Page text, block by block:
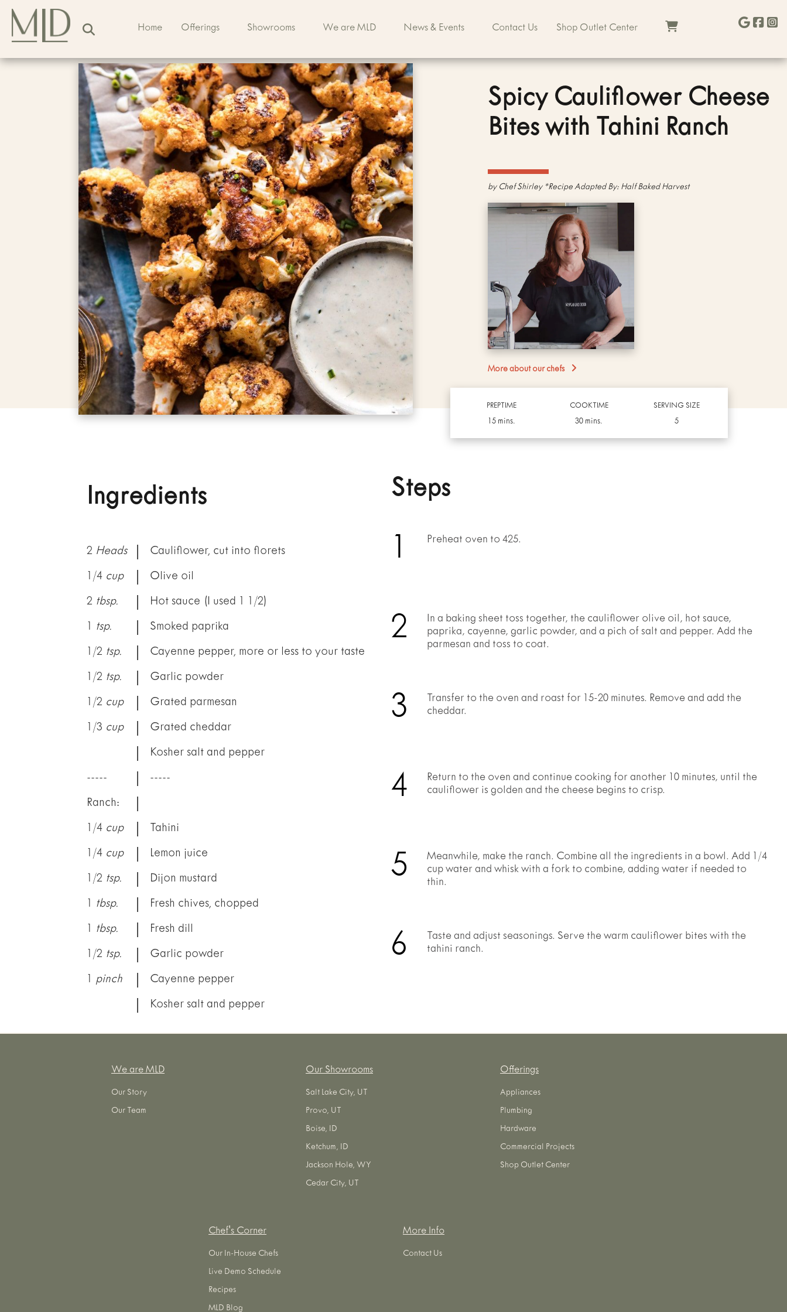
Home Offerings Showrooms We are MLD News & Events Contact Us Shop Outlet Center
Spicy Cauliflower Cheese
Bites with Tahini Ranch
by Chef Shirley *Recipe Adapted By: Half Baked Harvest
More about our chefs
PREPTIME
15 mins.
COOKTIME
30 mins.
SERVING SIZE
5
Ingredients
2 Heads
Cauliflower, cut into florets
1/4 cup
Olive oil
2 tbsp.
Hot sauce (I used 1 1/2)
1 tsp.
Smoked paprika
1/2 tsp.
Cayenne pepper, more or less to your taste
1/2 tsp.
Garlic powder
1/2 cup
Grated parmesan
1/3 cup Grated cheddar
Kosher salt and pepper
-----
-----
Ranch:
1/4 cup
Tahini
1/4 cup
Lemon juice
1/2 tsp.
Dijon mustard
1 tbsp.
Fresh chives, chopped
1 tbsp.
Fresh dill
1/2 tsp.
Garlic powder
1 pinch Cayenne pepper
Kosher salt and pepper
Steps
1 Preheat oven to 425.​​​​‌ ‍ ​‍​‍‌‍ ‌ ​‍‌‍‍‌‌‍‌ ‌‍‍‌‌‍ ‍​‍​‍​ ‍‍​‍​‍‌ ​ ‌‍​‌‌‍ ‍‌‍‍‌‌ ‌​‌ ‍‌​‍ ‍‌‍‍‌‌‍ ​‍​‍​‍ ​​‍​‍‌‍‍​‌ ​‍‌‍‌‌‌‍‌‍​‍​‍​ ‍‍​‍​‍‌‍‍​‌ ‌​‌ ‌​‌ ​​‌ ​ ​ ‍‍​‍ ​‍ ‌‍ ‌‌‍ ​‌‍‌​​‍ ‌‌ ‌ ‌‍‌‌‌‍​‍‌ ​ ‌‍‍‌‌ ‌​‌‍‌‌​‍ ‌‌‍​ ‌‍ ‌‌ ​ ​‍ ‍‌ ‌‍‌‍‌‌‌ ​‍‌‍​ ‌‍‌‌‌‍ ​​‍ ‍‌‍​‌‌ ​​‌ ​​​‍ ‌‍‍‌‌‍ ‍‌ ‌​‌‍‌‌‌‍ ‍‌ ‌​​‍ ‌‍‌‌‌‍‌​‌‍‍‌‌ ‌​​‍ ‌‍ ‌‌‍ ‌‍‌​‌‍‌‌​ ‌‌ ​​‌ ​‍‌‍‌‌‌ ​ ‌‍‌‌‌‍ ‍‌ ‌​‌‍​‌‌ ‌​‌‍‍‌‌‍ ‌‍ ‍​ ‍ ‌‍‍‌‌‍‌​​ ‌​ ​‍‌‍‌​​ ‌‌​ ​ ‌‍‌‍​ ‌‌‌‍‌‍‌‍‌‍​‍ ‌​ ‌‌‌‍​ ​ ​​‌‍​‌​‍ ‌​ ‌​​ ‌ ‌‍​‍​ ‍‌​‍ ‌​ ‍​​ ‌ ‌‍‌‌​ ​​​‍ ‌‌‍‌‌​ ​ ​ ‌‍​ ​ ‌‍‌‍‌‍​ ​ ‌‍‌‍‌‌​ ​ ​ ​​​ ‌‌​ ​‍​ ‍ ‌ ‌​‌ ‍‌‌ ​​‌‍‌‌​ ‌‌ ​‍‌‍‌‌‌‍​ ‌‍‍‌‌ ​​‌‍‌‌​ ‍ ‌ ​​‌‍​‌‌ ‌​‌‍‍​​ ‌‌ ​​‌‍​‌‌‍‌ ‌‍‌‌‌‌​ ‌‍‌‌‌‍​ ‌ ‌​‌‍‍‌‌‍ ‌‍ ‍‌ ​ ​‍‌‌​ ‌‌‌​​‍‌‌ ‌‍‍ ‌‍‌‌‌ ‍‌​‍‌‌​ ​ ‌​‌​​‍‌‌​ ​ ‌​‌​​‍‌‌​ ​‍​ ​‍​ ​ ​ ​ ‌‍‌​‌‍‌​​ ​ ‌‍​‍‌‍‌​​ ​‍​ ‍‌‌‍‌‍‌‍‌‍​ ‌‌​‍‌‌​ ​‍​ ​‍​‍‌‌​ ‌‌‌​‌​​‍ ‍‌‍‍‌‌‍ ‍‌ ​ ‌ ‌​‌ ​‍‌ ‌‌‌‍​ ‌ ‌​‌‍‍‌‌‍ ‌‍ ‍‌ ​ ​‍ ‍‌‍‍‌‌‍ ‍‌ ​ ‌ ‌​‌ ​‍‌ ‌‌‌‍​ ‌ ‌​‌‍‍‌‌‍ ‌‍ ‍‌ ​ ​‍‌‌​ ‌‌‌​​‍​ ​​​‍‌‌​ ‌‌‌​‌​​ ‌‍​‍‌‍​‌‌ ​ ‌‍‌‌‌‌‌‌‌ ​‍‌‍ ​​ ‌‌‍‍​‌ ‌​‌ ‌​‌ ​​‌ ​ ​‍‌‌​ ​ ‌​​‌​‍‌‌​ ​‍‌​‌‍​‍‌‌​ ​‍‌​‌‍‌‍ ‌‌‍ ​‌‍‌​​‍ ‌‌ ‌ ‌‍‌‌‌‍​‍‌ ​ ‌‍‍‌‌ ‌​‌‍‌‌​‍ ‌‌‍​ ‌‍ ‌‌ ​ ​‍ ‍‌ ‌‍‌‍‌‌‌ ​‍‌‍​ ‌‍‌‌‌‍ ​​‍ ‍‌‍​‌‌ ​​‌ ​​​‍‌‍‌‍‍‌‌‍‌​​ ‌​ ​‍‌‍‌​​ ‌‌​ ​ ‌‍‌‍​ ‌‌‌‍‌‍‌‍‌‍​‍ ‌​ ‌‌‌‍​ ​ ​​‌‍​‌​‍ ‌​ ‌​​ ‌ ‌‍​‍​ ‍‌​‍ ‌​ ‍​​ ‌ ‌‍‌‌​ ​​​‍ ‌‌‍‌‌​ ​ ​ ‌‍​ ​ ‌‍‌‍‌‍​ ​ ‌‍‌‍‌‌​ ​ ​ ​​​ ‌‌​ ​‍​‍‌‍‌ ‌​‌ ‍‌‌ ​​‌‍‌‌​ ‌‌ ​‍‌‍‌‌‌‍​ ‌‍‍‌‌ ​​‌‍‌‌​‍‌‍‌ ​​‌‍​‌‌ ‌​‌‍‍​​ ‌‌ ​​‌‍​‌‌‍‌ ‌‍‌‌‌‌​ ‌‍‌‌‌‍​ ‌ ‌​‌‍‍‌‌‍ ‌‍ ‍‌ ​ ​‍‌‌​ ‌‌‌​​‍‌‌ ‌‍‍ ‌‍‌‌‌ ‍‌​‍‌‌​ ​ ‌​‌​​‍‌‌​ ​ ‌​‌​​‍‌‌​ ​‍​ ​‍​ ​ ​ ​ ‌‍‌​‌‍‌​​ ​ ‌‍​‍‌‍‌​​ ​‍​ ‍‌‌‍‌‍‌‍‌‍​ ‌‌​‍‌‌​ ​‍​ ​‍​‍‌‌​ ‌‌‌​‌​​‍ ‍‌‍‍‌‌‍ ‍‌ ​ ‌ ‌​‌ ​‍‌ ‌‌‌‍​ ‌ ‌​‌‍‍‌‌‍ ‌‍ ‍‌ ​ ​‍ ‍‌‍‍‌‌‍ ‍‌ ​ ‌ ‌​‌ ​‍‌ ‌‌‌‍​ ‌ ‌​‌‍‍‌‌‍ ‌‍ ‍‌ ​ ​‍‌‌​ ‌‌‌​​‍​ ​​​‍‌‌​ ‌‌‌​‌​​‍‌‍‌ ​​‌‍‌‌‌ ​‍‌ ​ ‌ ​​‌‍‌‌‌‍​ ‌ ‌​‌‍‍‌‌ ‌‍‌‍‌‌​ ‌‌ ​​‌ ‌‌‌‍​‍‌‍ ​‌‍‍‌‌ ​ ‌‍‍​‌‍‌‌‌‍‌​​‍​‍‌ ‌
2
In a baking sheet toss together, the cauliflower olive oil, hot sauce,
paprika, cayenne, garlic powder, and a pich of salt and pepper. Add the
parmesan and toss to coat.​​​​‌ ‍ ​‍​‍‌‍ ‌ ​‍‌‍‍‌‌‍‌ ‌‍‍‌‌‍ ‍​‍​‍​ ‍‍​‍​‍‌ ​ ‌‍​‌‌‍ ‍‌‍‍‌‌ ‌​‌ ‍‌​‍ ‍‌‍‍‌‌‍ ​‍​‍​‍ ​​‍​‍‌‍‍​‌ ​‍‌‍‌‌‌‍‌‍​‍​‍​ ‍‍​‍​‍‌‍‍​‌ ‌​‌ ‌​‌ ​​‌ ​ ​ ‍‍​‍ ​‍ ‌‍ ‌‌‍ ​‌‍‌​​‍ ‌‌ ‌ ‌‍‌‌‌‍​‍‌ ​ ‌‍‍‌‌ ‌​‌‍‌‌​‍ ‌‌‍​ ‌‍ ‌‌ ​ ​‍ ‍‌ ‌‍‌‍‌‌‌ ​‍‌‍​ ‌‍‌‌‌‍ ​​‍ ‍‌‍​‌‌ ​​‌ ​​​‍ ‌‍‍‌‌‍ ‍‌ ‌​‌‍‌‌‌‍ ‍‌ ‌​​‍ ‌‍‌‌‌‍‌​‌‍‍‌‌ ‌​​‍ ‌‍ ‌‌‍ ‌‍‌​‌‍‌‌​ ‌‌ ​​‌ ​‍‌‍‌‌‌ ​ ‌‍‌‌‌‍ ‍‌ ‌​‌‍​‌‌ ‌​‌‍‍‌‌‍ ‌‍ ‍​ ‍ ‌‍‍‌‌‍‌​​ ‌​ ​‍‌‍‌​​ ‌‌​ ​ ‌‍‌‍​ ‌‌‌‍‌‍‌‍‌‍​‍ ‌​ ‌‌‌‍​ ​ ​​‌‍​‌​‍ ‌​ ‌​​ ‌ ‌‍​‍​ ‍‌​‍ ‌​ ‍​​ ‌ ‌‍‌‌​ ​​​‍ ‌‌‍‌‌​ ​ ​ ‌‍​ ​ ‌‍‌‍‌‍​ ​ ‌‍‌‍‌‌​ ​ ​ ​​​ ‌‌​ ​‍​ ‍ ‌ ‌​‌ ‍‌‌ ​​‌‍‌‌​ ‌‌ ​‍‌‍‌‌‌‍​ ‌‍‍‌‌ ​​‌‍‌‌​ ‍ ‌ ​​‌‍​‌‌ ‌​‌‍‍​​ ‌‌ ​​‌‍​‌‌‍‌ ‌‍‌‌‌‌​ ‌‍‌‌‌‍​ ‌ ‌​‌‍‍‌‌‍ ‌‍ ‍‌ ​ ​‍‌‌​ ‌‌‌​​‍‌‌ ‌‍‍ ‌‍‌‌‌ ‍‌​‍‌‌​ ​ ‌​‌​​‍‌‌​ ​ ‌​‌​​‍‌‌​ ​‍​ ​‍​ ​ ​ ​ ‌‍‌​‌‍‌​​ ​ ‌‍​‍‌‍‌​​ ​‍​ ‍‌‌‍‌‍‌‍‌‍​ ‌‌​‍‌‌​ ​‍​ ​‍​‍‌‌​ ‌‌‌​‌​​‍ ‍‌‍‍‌‌‍ ‍‌ ​ ‌ ‌​‌ ​‍‌ ‌‌‌‍​ ‌ ‌​‌‍‍‌‌‍ ‌‍ ‍‌ ​ ​‍ ‍‌‍‍‌‌‍ ‍‌ ​ ‌ ‌​‌ ​‍‌ ‌‌‌‍​ ‌ ‌​‌‍‍‌‌‍ ‌‍ ‍‌ ​ ​‍‌‌​ ‌‌‌​​‍​ ​‌​‍‌‌​ ‌‌‌​‌​​ ‌‍​‍‌‍​‌‌ ​ ‌‍‌‌‌‌‌‌‌ ​‍‌‍ ​​ ‌‌‍‍​‌ ‌​‌ ‌​‌ ​​‌ ​ ​‍‌‌​ ​ ‌​​‌​‍‌‌​ ​‍‌​‌‍​‍‌‌​ ​‍‌​‌‍‌‍ ‌‌‍ ​‌‍‌​​‍ ‌‌ ‌ ‌‍‌‌‌‍​‍‌ ​ ‌‍‍‌‌ ‌​‌‍‌‌​‍ ‌‌‍​ ‌‍ ‌‌ ​ ​‍ ‍‌ ‌‍‌‍‌‌‌ ​‍‌‍​ ‌‍‌‌‌‍ ​​‍ ‍‌‍​‌‌ ​​‌ ​​​‍‌‍‌‍‍‌‌‍‌​​ ‌​ ​‍‌‍‌​​ ‌‌​ ​ ‌‍‌‍​ ‌‌‌‍‌‍‌‍‌‍​‍ ‌​ ‌‌‌‍​ ​ ​​‌‍​‌​‍ ‌​ ‌​​ ‌ ‌‍​‍​ ‍‌​‍ ‌​ ‍​​ ‌ ‌‍‌‌​ ​​​‍ ‌‌‍‌‌​ ​ ​ ‌‍​ ​ ‌‍‌‍‌‍​ ​ ‌‍‌‍‌‌​ ​ ​ ​​​ ‌‌​ ​‍​‍‌‍‌ ‌​‌ ‍‌‌ ​​‌‍‌‌​ ‌‌ ​‍‌‍‌‌‌‍​ ‌‍‍‌‌ ​​‌‍‌‌​‍‌‍‌ ​​‌‍​‌‌ ‌​‌‍‍​​ ‌‌ ​​‌‍​‌‌‍‌ ‌‍‌‌‌‌​ ‌‍‌‌‌‍​ ‌ ‌​‌‍‍‌‌‍ ‌‍ ‍‌ ​ ​‍‌‌​ ‌‌‌​​‍‌‌ ‌‍‍ ‌‍‌‌‌ ‍‌​‍‌‌​ ​ ‌​‌​​‍‌‌​ ​ ‌​‌​​‍‌‌​ ​‍​ ​‍​ ​ ​ ​ ‌‍‌​‌‍‌​​ ​ ‌‍​‍‌‍‌​​ ​‍​ ‍‌‌‍‌‍‌‍‌‍​ ‌‌​‍‌‌​ ​‍​ ​‍​‍‌‌​ ‌‌‌​‌​​‍ ‍‌‍‍‌‌‍ ‍‌ ​ ‌ ‌​‌ ​‍‌ ‌‌‌‍​ ‌ ‌​‌‍‍‌‌‍ ‌‍ ‍‌ ​ ​‍ ‍‌‍‍‌‌‍ ‍‌ ​ ‌ ‌​‌ ​‍‌ ‌‌‌‍​ ‌ ‌​‌‍‍‌‌‍ ‌‍ ‍‌ ​ ​‍‌‌​ ‌‌‌​​‍​ ​‌​‍‌‌​ ‌‌‌​‌​​‍‌‍‌ ​​‌‍‌‌‌ ​‍‌ ​ ‌ ​​‌‍‌‌‌‍​ ‌ ‌​‌‍‍‌‌ ‌‍‌‍‌‌​ ‌‌ ​​‌ ‌‌‌‍​‍‌‍ ​‌‍‍‌‌ ​ ‌‍‍​‌‍‌‌‌‍‌​​‍​‍‌ ‌
3
Transfer to the oven and roast for 15-20 minutes. Remove and add the
cheddar.​​​​‌ ‍ ​‍​‍‌‍ ‌ ​‍‌‍‍‌‌‍‌ ‌‍‍‌‌‍ ‍​‍​‍​ ‍‍​‍​‍‌ ​ ‌‍​‌‌‍ ‍‌‍‍‌‌ ‌​‌ ‍‌​‍ ‍‌‍‍‌‌‍ ​‍​‍​‍ ​​‍​‍‌‍‍​‌ ​‍‌‍‌‌‌‍‌‍​‍​‍​ ‍‍​‍​‍‌‍‍​‌ ‌​‌ ‌​‌ ​​‌ ​ ​ ‍‍​‍ ​‍ ‌‍ ‌‌‍ ​‌‍‌​​‍ ‌‌ ‌ ‌‍‌‌‌‍​‍‌ ​ ‌‍‍‌‌ ‌​‌‍‌‌​‍ ‌‌‍​ ‌‍ ‌‌ ​ ​‍ ‍‌ ‌‍‌‍‌‌‌ ​‍‌‍​ ‌‍‌‌‌‍ ​​‍ ‍‌‍​‌‌ ​​‌ ​​​‍ ‌‍‍‌‌‍ ‍‌ ‌​‌‍‌‌‌‍ ‍‌ ‌​​‍ ‌‍‌‌‌‍‌​‌‍‍‌‌ ‌​​‍ ‌‍ ‌‌‍ ‌‍‌​‌‍‌‌​ ‌‌ ​​‌ ​‍‌‍‌‌‌ ​ ‌‍‌‌‌‍ ‍‌ ‌​‌‍​‌‌ ‌​‌‍‍‌‌‍ ‌‍ ‍​ ‍ ‌‍‍‌‌‍‌​​ ‌​ ​‍‌‍‌​​ ‌‌​ ​ ‌‍‌‍​ ‌‌‌‍‌‍‌‍‌‍​‍ ‌​ ‌‌‌‍​ ​ ​​‌‍​‌​‍ ‌​ ‌​​ ‌ ‌‍​‍​ ‍‌​‍ ‌​ ‍​​ ‌ ‌‍‌‌​ ​​​‍ ‌‌‍‌‌​ ​ ​ ‌‍​ ​ ‌‍‌‍‌‍​ ​ ‌‍‌‍‌‌​ ​ ​ ​​​ ‌‌​ ​‍​ ‍ ‌ ‌​‌ ‍‌‌ ​​‌‍‌‌​ ‌‌ ​‍‌‍‌‌‌‍​ ‌‍‍‌‌ ​​‌‍‌‌​ ‍ ‌ ​​‌‍​‌‌ ‌​‌‍‍​​ ‌‌ ​​‌‍​‌‌‍‌ ‌‍‌‌‌‌​ ‌‍‌‌‌‍​ ‌ ‌​‌‍‍‌‌‍ ‌‍ ‍‌ ​ ​‍‌‌​ ‌‌‌​​‍‌‌ ‌‍‍ ‌‍‌‌‌ ‍‌​‍‌‌​ ​ ‌​‌​​‍‌‌​ ​ ‌​‌​​‍‌‌​ ​‍​ ​‍​ ​ ​ ​ ‌‍‌​‌‍‌​​ ​ ‌‍​‍‌‍‌​​ ​‍​ ‍‌‌‍‌‍‌‍‌‍​ ‌‌​‍‌‌​ ​‍​ ​‍​‍‌‌​ ‌‌‌​‌​​‍ ‍‌‍‍‌‌‍ ‍‌ ​ ‌ ‌​‌ ​‍‌ ‌‌‌‍​ ‌ ‌​‌‍‍‌‌‍ ‌‍ ‍‌ ​ ​‍ ‍‌‍‍‌‌‍ ‍‌ ​ ‌ ‌​‌ ​‍‌ ‌‌‌‍​ ‌ ‌​‌‍‍‌‌‍ ‌‍ ‍‌ ​ ​‍‌‌​ ‌‌‌​​‍​ ​‍​‍‌‌​ ‌‌‌​‌​​ ‌‍​‍‌‍​‌‌ ​ ‌‍‌‌‌‌‌‌‌ ​‍‌‍ ​​ ‌‌‍‍​‌ ‌​‌ ‌​‌ ​​‌ ​ ​‍‌‌​ ​ ‌​​‌​‍‌‌​ ​‍‌​‌‍​‍‌‌​ ​‍‌​‌‍‌‍ ‌‌‍ ​‌‍‌​​‍ ‌‌ ‌ ‌‍‌‌‌‍​‍‌ ​ ‌‍‍‌‌ ‌​‌‍‌‌​‍ ‌‌‍​ ‌‍ ‌‌ ​ ​‍ ‍‌ ‌‍‌‍‌‌‌ ​‍‌‍​ ‌‍‌‌‌‍ ​​‍ ‍‌‍​‌‌ ​​‌ ​​​‍‌‍‌‍‍‌‌‍‌​​ ‌​ ​‍‌‍‌​​ ‌‌​ ​ ‌‍‌‍​ ‌‌‌‍‌‍‌‍‌‍​‍ ‌​ ‌‌‌‍​ ​ ​​‌‍​‌​‍ ‌​ ‌​​ ‌ ‌‍​‍​ ‍‌​‍ ‌​ ‍​​ ‌ ‌‍‌‌​ ​​​‍ ‌‌‍‌‌​ ​ ​ ‌‍​ ​ ‌‍‌‍‌‍​ ​ ‌‍‌‍‌‌​ ​ ​ ​​​ ‌‌​ ​‍​‍‌‍‌ ‌​‌ ‍‌‌ ​​‌‍‌‌​ ‌‌ ​‍‌‍‌‌‌‍​ ‌‍‍‌‌ ​​‌‍‌‌​‍‌‍‌ ​​‌‍​‌‌ ‌​‌‍‍​​ ‌‌ ​​‌‍​‌‌‍‌ ‌‍‌‌‌‌​ ‌‍‌‌‌‍​ ‌ ‌​‌‍‍‌‌‍ ‌‍ ‍‌ ​ ​‍‌‌​ ‌‌‌​​‍‌‌ ‌‍‍ ‌‍‌‌‌ ‍‌​‍‌‌​ ​ ‌​‌​​‍‌‌​ ​ ‌​‌​​‍‌‌​ ​‍​ ​‍​ ​ ​ ​ ‌‍‌​‌‍‌​​ ​ ‌‍​‍‌‍‌​​ ​‍​ ‍‌‌‍‌‍‌‍‌‍​ ‌‌​‍‌‌​ ​‍​ ​‍​‍‌‌​ ‌‌‌​‌​​‍ ‍‌‍‍‌‌‍ ‍‌ ​ ‌ ‌​‌ ​‍‌ ‌‌‌‍​ ‌ ‌​‌‍‍‌‌‍ ‌‍ ‍‌ ​ ​‍ ‍‌‍‍‌‌‍ ‍‌ ​ ‌ ‌​‌ ​‍‌ ‌‌‌‍​ ‌ ‌​‌‍‍‌‌‍ ‌‍ ‍‌ ​ ​‍‌‌​ ‌‌‌​​‍​ ​‍​‍‌‌​ ‌‌‌​‌​​‍‌‍‌ ​​‌‍‌‌‌ ​‍‌ ​ ‌ ​​‌‍‌‌‌‍​ ‌ ‌​‌‍‍‌‌ ‌‍‌‍‌‌​ ‌‌ ​​‌ ‌‌‌‍​‍‌‍ ​‌‍‍‌‌ ​ ‌‍‍​‌‍‌‌‌‍‌​​‍​‍‌ ‌
4
Return to the oven and continue cooking for another 10 minutes, until the
cauliflower is golden and the cheese begins to crisp.​​​​‌ ‍ ​‍​‍‌‍ ‌ ​‍‌‍‍‌‌‍‌ ‌‍‍‌‌‍ ‍​‍​‍​ ‍‍​‍​‍‌ ​ ‌‍​‌‌‍ ‍‌‍‍‌‌ ‌​‌ ‍‌​‍ ‍‌‍‍‌‌‍ ​‍​‍​‍ ​​‍​‍‌‍‍​‌ ​‍‌‍‌‌‌‍‌‍​‍​‍​ ‍‍​‍​‍‌‍‍​‌ ‌​‌ ‌​‌ ​​‌ ​ ​ ‍‍​‍ ​‍ ‌‍ ‌‌‍ ​‌‍‌​​‍ ‌‌ ‌ ‌‍‌‌‌‍​‍‌ ​ ‌‍‍‌‌ ‌​‌‍‌‌​‍ ‌‌‍​ ‌‍ ‌‌ ​ ​‍ ‍‌ ‌‍‌‍‌‌‌ ​‍‌‍​ ‌‍‌‌‌‍ ​​‍ ‍‌‍​‌‌ ​​‌ ​​​‍ ‌‍‍‌‌‍ ‍‌ ‌​‌‍‌‌‌‍ ‍‌ ‌​​‍ ‌‍‌‌‌‍‌​‌‍‍‌‌ ‌​​‍ ‌‍ ‌‌‍ ‌‍‌​‌‍‌‌​ ‌‌ ​​‌ ​‍‌‍‌‌‌ ​ ‌‍‌‌‌‍ ‍‌ ‌​‌‍​‌‌ ‌​‌‍‍‌‌‍ ‌‍ ‍​ ‍ ‌‍‍‌‌‍‌​​ ‌​ ​‍‌‍‌​​ ‌‌​ ​ ‌‍‌‍​ ‌‌‌‍‌‍‌‍‌‍​‍ ‌​ ‌‌‌‍​ ​ ​​‌‍​‌​‍ ‌​ ‌​​ ‌ ‌‍​‍​ ‍‌​‍ ‌​ ‍​​ ‌ ‌‍‌‌​ ​​​‍ ‌‌‍‌‌​ ​ ​ ‌‍​ ​ ‌‍‌‍‌‍​ ​ ‌‍‌‍‌‌​ ​ ​ ​​​ ‌‌​ ​‍​ ‍ ‌ ‌​‌ ‍‌‌ ​​‌‍‌‌​ ‌‌ ​‍‌‍‌‌‌‍​ ‌‍‍‌‌ ​​‌‍‌‌​ ‍ ‌ ​​‌‍​‌‌ ‌​‌‍‍​​ ‌‌ ​​‌‍​‌‌‍‌ ‌‍‌‌‌‌​ ‌‍‌‌‌‍​ ‌ ‌​‌‍‍‌‌‍ ‌‍ ‍‌ ​ ​‍‌‌​ ‌‌‌​​‍‌‌ ‌‍‍ ‌‍‌‌‌ ‍‌​‍‌‌​ ​ ‌​‌​​‍‌‌​ ​ ‌​‌​​‍‌‌​ ​‍​ ​‍​ ​ ​ ​ ‌‍‌​‌‍‌​​ ​ ‌‍​‍‌‍‌​​ ​‍​ ‍‌‌‍‌‍‌‍‌‍​ ‌‌​‍‌‌​ ​‍​ ​‍​‍‌‌​ ‌‌‌​‌​​‍ ‍‌‍‍‌‌‍ ‍‌ ​ ‌ ‌​‌ ​‍‌ ‌‌‌‍​ ‌ ‌​‌‍‍‌‌‍ ‌‍ ‍‌ ​ ​‍ ‍‌‍‍‌‌‍ ‍‌ ​ ‌ ‌​‌ ​‍‌ ‌‌‌‍​ ‌ ‌​‌‍‍‌‌‍ ‌‍ ‍‌ ​ ​‍‌‌​ ‌‌‌​​‍​ ​ ​‍‌‌​ ‌‌‌​‌​​ ‌‍​‍‌‍​‌‌ ​ ‌‍‌‌‌‌‌‌‌ ​‍‌‍ ​​ ‌‌‍‍​‌ ‌​‌ ‌​‌ ​​‌ ​ ​‍‌‌​ ​ ‌​​‌​‍‌‌​ ​‍‌​‌‍​‍‌‌​ ​‍‌​‌‍‌‍ ‌‌‍ ​‌‍‌​​‍ ‌‌ ‌ ‌‍‌‌‌‍​‍‌ ​ ‌‍‍‌‌ ‌​‌‍‌‌​‍ ‌‌‍​ ‌‍ ‌‌ ​ ​‍ ‍‌ ‌‍‌‍‌‌‌ ​‍‌‍​ ‌‍‌‌‌‍ ​​‍ ‍‌‍​‌‌ ​​‌ ​​​‍‌‍‌‍‍‌‌‍‌​​ ‌​ ​‍‌‍‌​​ ‌‌​ ​ ‌‍‌‍​ ‌‌‌‍‌‍‌‍‌‍​‍ ‌​ ‌‌‌‍​ ​ ​​‌‍​‌​‍ ‌​ ‌​​ ‌ ‌‍​‍​ ‍‌​‍ ‌​ ‍​​ ‌ ‌‍‌‌​ ​​​‍ ‌‌‍‌‌​ ​ ​ ‌‍​ ​ ‌‍‌‍‌‍​ ​ ‌‍‌‍‌‌​ ​ ​ ​​​ ‌‌​ ​‍​‍‌‍‌ ‌​‌ ‍‌‌ ​​‌‍‌‌​ ‌‌ ​‍‌‍‌‌‌‍​ ‌‍‍‌‌ ​​‌‍‌‌​‍‌‍‌ ​​‌‍​‌‌ ‌​‌‍‍​​ ‌‌ ​​‌‍​‌‌‍‌ ‌‍‌‌‌‌​ ‌‍‌‌‌‍​ ‌ ‌​‌‍‍‌‌‍ ‌‍ ‍‌ ​ ​‍‌‌​ ‌‌‌​​‍‌‌ ‌‍‍ ‌‍‌‌‌ ‍‌​‍‌‌​ ​ ‌​‌​​‍‌‌​ ​ ‌​‌​​‍‌‌​ ​‍​ ​‍​ ​ ​ ​ ‌‍‌​‌‍‌​​ ​ ‌‍​‍‌‍‌​​ ​‍​ ‍‌‌‍‌‍‌‍‌‍​ ‌‌​‍‌‌​ ​‍​ ​‍​‍‌‌​ ‌‌‌​‌​​‍ ‍‌‍‍‌‌‍ ‍‌ ​ ‌ ‌​‌ ​‍‌ ‌‌‌‍​ ‌ ‌​‌‍‍‌‌‍ ‌‍ ‍‌ ​ ​‍ ‍‌‍‍‌‌‍ ‍‌ ​ ‌ ‌​‌ ​‍‌ ‌‌‌‍​ ‌ ‌​‌‍‍‌‌‍ ‌‍ ‍‌ ​ ​‍‌‌​ ‌‌‌​​‍​ ​ ​‍‌‌​ ‌‌‌​‌​​‍‌‍‌ ​​‌‍‌‌‌ ​‍‌ ​ ‌ ​​‌‍‌‌‌‍​ ‌ ‌​‌‍‍‌‌ ‌‍‌‍‌‌​ ‌‌ ​​‌ ‌‌‌‍​‍‌‍ ​‌‍‍‌‌ ​ ‌‍‍​‌‍‌‌‌‍‌​​‍​‍‌ ‌
5
Meanwhile, make the ranch. Combine all the ingredients in a bowl. Add 1/4
cup water and whisk with a fork to combine, adding water if needed to
thin.​​​​‌ ‍ ​‍​‍‌‍ ‌ ​‍‌‍‍‌‌‍‌ ‌‍‍‌‌‍ ‍​‍​‍​ ‍‍​‍​‍‌ ​ ‌‍​‌‌‍ ‍‌‍‍‌‌ ‌​‌ ‍‌​‍ ‍‌‍‍‌‌‍ ​‍​‍​‍ ​​‍​‍‌‍‍​‌ ​‍‌‍‌‌‌‍‌‍​‍​‍​ ‍‍​‍​‍‌‍‍​‌ ‌​‌ ‌​‌ ​​‌ ​ ​ ‍‍​‍ ​‍ ‌‍ ‌‌‍ ​‌‍‌​​‍ ‌‌ ‌ ‌‍‌‌‌‍​‍‌ ​ ‌‍‍‌‌ ‌​‌‍‌‌​‍ ‌‌‍​ ‌‍ ‌‌ ​ ​‍ ‍‌ ‌‍‌‍‌‌‌ ​‍‌‍​ ‌‍‌‌‌‍ ​​‍ ‍‌‍​‌‌ ​​‌ ​​​‍ ‌‍‍‌‌‍ ‍‌ ‌​‌‍‌‌‌‍ ‍‌ ‌​​‍ ‌‍‌‌‌‍‌​‌‍‍‌‌ ‌​​‍ ‌‍ ‌‌‍ ‌‍‌​‌‍‌‌​ ‌‌ ​​‌ ​‍‌‍‌‌‌ ​ ‌‍‌‌‌‍ ‍‌ ‌​‌‍​‌‌ ‌​‌‍‍‌‌‍ ‌‍ ‍​ ‍ ‌‍‍‌‌‍‌​​ ‌​ ​‍‌‍‌​​ ‌‌​ ​ ‌‍‌‍​ ‌‌‌‍‌‍‌‍‌‍​‍ ‌​ ‌‌‌‍​ ​ ​​‌‍​‌​‍ ‌​ ‌​​ ‌ ‌‍​‍​ ‍‌​‍ ‌​ ‍​​ ‌ ‌‍‌‌​ ​​​‍ ‌‌‍‌‌​ ​ ​ ‌‍​ ​ ‌‍‌‍‌‍​ ​ ‌‍‌‍‌‌​ ​ ​ ​​​ ‌‌​ ​‍​ ‍ ‌ ‌​‌ ‍‌‌ ​​‌‍‌‌​ ‌‌ ​‍‌‍‌‌‌‍​ ‌‍‍‌‌ ​​‌‍‌‌​ ‍ ‌ ​​‌‍​‌‌ ‌​‌‍‍​​ ‌‌ ​​‌‍​‌‌‍‌ ‌‍‌‌‌‌​ ‌‍‌‌‌‍​ ‌ ‌​‌‍‍‌‌‍ ‌‍ ‍‌ ​ ​‍‌‌​ ‌‌‌​​‍‌‌ ‌‍‍ ‌‍‌‌‌ ‍‌​‍‌‌​ ​ ‌​‌​​‍‌‌​ ​ ‌​‌​​‍‌‌​ ​‍​ ​‍​ ​ ​ ​ ‌‍‌​‌‍‌​​ ​ ‌‍​‍‌‍‌​​ ​‍​ ‍‌‌‍‌‍‌‍‌‍​ ‌‌​‍‌‌​ ​‍​ ​‍​‍‌‌​ ‌‌‌​‌​​‍ ‍‌‍‍‌‌‍ ‍‌ ​ ‌ ‌​‌ ​‍‌ ‌‌‌‍​ ‌ ‌​‌‍‍‌‌‍ ‌‍ ‍‌ ​ ​‍ ‍‌‍‍‌‌‍ ‍‌ ​ ‌ ‌​‌ ​‍‌ ‌‌‌‍​ ‌ ‌​‌‍‍‌‌‍ ‌‍ ‍‌ ​ ​‍‌‌​ ‌‌‌​​‍​ ‌​​‍‌‌​ ‌‌‌​‌​​ ‌‍​‍‌‍​‌‌ ​ ‌‍‌‌‌‌‌‌‌ ​‍‌‍ ​​ ‌‌‍‍​‌ ‌​‌ ‌​‌ ​​‌ ​ ​‍‌‌​ ​ ‌​​‌​‍‌‌​ ​‍‌​‌‍​‍‌‌​ ​‍‌​‌‍‌‍ ‌‌‍ ​‌‍‌​​‍ ‌‌ ‌ ‌‍‌‌‌‍​‍‌ ​ ‌‍‍‌‌ ‌​‌‍‌‌​‍ ‌‌‍​ ‌‍ ‌‌ ​ ​‍ ‍‌ ‌‍‌‍‌‌‌ ​‍‌‍​ ‌‍‌‌‌‍ ​​‍ ‍‌‍​‌‌ ​​‌ ​​​‍‌‍‌‍‍‌‌‍‌​​ ‌​ ​‍‌‍‌​​ ‌‌​ ​ ‌‍‌‍​ ‌‌‌‍‌‍‌‍‌‍​‍ ‌​ ‌‌‌‍​ ​ ​​‌‍​‌​‍ ‌​ ‌​​ ‌ ‌‍​‍​ ‍‌​‍ ‌​ ‍​​ ‌ ‌‍‌‌​ ​​​‍ ‌‌‍‌‌​ ​ ​ ‌‍​ ​ ‌‍‌‍‌‍​ ​ ‌‍‌‍‌‌​ ​ ​ ​​​ ‌‌​ ​‍​‍‌‍‌ ‌​‌ ‍‌‌ ​​‌‍‌‌​ ‌‌ ​‍‌‍‌‌‌‍​ ‌‍‍‌‌ ​​‌‍‌‌​‍‌‍‌ ​​‌‍​‌‌ ‌​‌‍‍​​ ‌‌ ​​‌‍​‌‌‍‌ ‌‍‌‌‌‌​ ‌‍‌‌‌‍​ ‌ ‌​‌‍‍‌‌‍ ‌‍ ‍‌ ​ ​‍‌‌​ ‌‌‌​​‍‌‌ ‌‍‍ ‌‍‌‌‌ ‍‌​‍‌‌​ ​ ‌​‌​​‍‌‌​ ​ ‌​‌​​‍‌‌​ ​‍​ ​‍​ ​ ​ ​ ‌‍‌​‌‍‌​​ ​ ‌‍​‍‌‍‌​​ ​‍​ ‍‌‌‍‌‍‌‍‌‍​ ‌‌​‍‌‌​ ​‍​ ​‍​‍‌‌​ ‌‌‌​‌​​‍ ‍‌‍‍‌‌‍ ‍‌ ​ ‌ ‌​‌ ​‍‌ ‌‌‌‍​ ‌ ‌​‌‍‍‌‌‍ ‌‍ ‍‌ ​ ​‍ ‍‌‍‍‌‌‍ ‍‌ ​ ‌ ‌​‌ ​‍‌ ‌‌‌‍​ ‌ ‌​‌‍‍‌‌‍ ‌‍ ‍‌ ​ ​‍‌‌​ ‌‌‌​​‍​ ‌​​‍‌‌​ ‌‌‌​‌​​‍‌‍‌ ​​‌‍‌‌‌ ​‍‌ ​ ‌ ​​‌‍‌‌‌‍​ ‌ ‌​‌‍‍‌‌ ‌‍‌‍‌‌​ ‌‌ ​​‌ ‌‌‌‍​‍‌‍ ​‌‍‍‌‌ ​ ‌‍‍​‌‍‌‌‌‍‌​​‍​‍‌ ‌
6
Taste and adjust seasonings. Serve the warm cauliflower bites with the
tahini ranch.​​​​‌ ‍ ​‍​‍‌‍ ‌ ​‍‌‍‍‌‌‍‌ ‌‍‍‌‌‍ ‍​‍​‍​ ‍‍​‍​‍‌ ​ ‌‍​‌‌‍ ‍‌‍‍‌‌ ‌​‌ ‍‌​‍ ‍‌‍‍‌‌‍ ​‍​‍​‍ ​​‍​‍‌‍‍​‌ ​‍‌‍‌‌‌‍‌‍​‍​‍​ ‍‍​‍​‍‌‍‍​‌ ‌​‌ ‌​‌ ​​‌ ​ ​ ‍‍​‍ ​‍ ‌‍ ‌‌‍ ​‌‍‌​​‍ ‌‌ ‌ ‌‍‌‌‌‍​‍‌ ​ ‌‍‍‌‌ ‌​‌‍‌‌​‍ ‌‌‍​ ‌‍ ‌‌ ​ ​‍ ‍‌ ‌‍‌‍‌‌‌ ​‍‌‍​ ‌‍‌‌‌‍ ​​‍ ‍‌‍​‌‌ ​​‌ ​​​‍ ‌‍‍‌‌‍ ‍‌ ‌​‌‍‌‌‌‍ ‍‌ ‌​​‍ ‌‍‌‌‌‍‌​‌‍‍‌‌ ‌​​‍ ‌‍ ‌‌‍ ‌‍‌​‌‍‌‌​ ‌‌ ​​‌ ​‍‌‍‌‌‌ ​ ‌‍‌‌‌‍ ‍‌ ‌​‌‍​‌‌ ‌​‌‍‍‌‌‍ ‌‍ ‍​ ‍ ‌‍‍‌‌‍‌​​ ‌​ ​‍‌‍‌​​ ‌‌​ ​ ‌‍‌‍​ ‌‌‌‍‌‍‌‍‌‍​‍ ‌​ ‌‌‌‍​ ​ ​​‌‍​‌​‍ ‌​ ‌​​ ‌ ‌‍​‍​ ‍‌​‍ ‌​ ‍​​ ‌ ‌‍‌‌​ ​​​‍ ‌‌‍‌‌​ ​ ​ ‌‍​ ​ ‌‍‌‍‌‍​ ​ ‌‍‌‍‌‌​ ​ ​ ​​​ ‌‌​ ​‍​ ‍ ‌ ‌​‌ ‍‌‌ ​​‌‍‌‌​ ‌‌ ​‍‌‍‌‌‌‍​ ‌‍‍‌‌ ​​‌‍‌‌​ ‍ ‌ ​​‌‍​‌‌ ‌​‌‍‍​​ ‌‌ ​​‌‍​‌‌‍‌ ‌‍‌‌‌‌​ ‌‍‌‌‌‍​ ‌ ‌​‌‍‍‌‌‍ ‌‍ ‍‌ ​ ​‍‌‌​ ‌‌‌​​‍‌‌ ‌‍‍ ‌‍‌‌‌ ‍‌​‍‌‌​ ​ ‌​‌​​‍‌‌​ ​ ‌​‌​​‍‌‌​ ​‍​ ​‍​ ​ ​ ​ ‌‍‌​‌‍‌​​ ​ ‌‍​‍‌‍‌​​ ​‍​ ‍‌‌‍‌‍‌‍‌‍​ ‌‌​‍‌‌​ ​‍​ ​‍​‍‌‌​ ‌‌‌​‌​​‍ ‍‌‍‍‌‌‍ ‍‌ ​ ‌ ‌​‌ ​‍‌ ‌‌‌‍​ ‌ ‌​‌‍‍‌‌‍ ‌‍ ‍‌ ​ ​‍ ‍‌‍‍‌‌‍ ‍‌ ​ ‌ ‌​‌ ​‍‌ ‌‌‌‍​ ‌ ‌​‌‍‍‌‌‍ ‌‍ ‍‌ ​ ​‍‌‌​ ‌‌‌​​‍​ ‌‌​‍‌‌​ ‌‌‌​‌​​ ‌‍​‍‌‍​‌‌ ​ ‌‍‌‌‌‌‌‌‌ ​‍‌‍ ​​ ‌‌‍‍​‌ ‌​‌ ‌​‌ ​​‌ ​ ​‍‌‌​ ​ ‌​​‌​‍‌‌​ ​‍‌​‌‍​‍‌‌​ ​‍‌​‌‍‌‍ ‌‌‍ ​‌‍‌​​‍ ‌‌ ‌ ‌‍‌‌‌‍​‍‌ ​ ‌‍‍‌‌ ‌​‌‍‌‌​‍ ‌‌‍​ ‌‍ ‌‌ ​ ​‍ ‍‌ ‌‍‌‍‌‌‌ ​‍‌‍​ ‌‍‌‌‌‍ ​​‍ ‍‌‍​‌‌ ​​‌ ​​​‍‌‍‌‍‍‌‌‍‌​​ ‌​ ​‍‌‍‌​​ ‌‌​ ​ ‌‍‌‍​ ‌‌‌‍‌‍‌‍‌‍​‍ ‌​ ‌‌‌‍​ ​ ​​‌‍​‌​‍ ‌​ ‌​​ ‌ ‌‍​‍​ ‍‌​‍ ‌​ ‍​​ ‌ ‌‍‌‌​ ​​​‍ ‌‌‍‌‌​ ​ ​ ‌‍​ ​ ‌‍‌‍‌‍​ ​ ‌‍‌‍‌‌​ ​ ​ ​​​ ‌‌​ ​‍​‍‌‍‌ ‌​‌ ‍‌‌ ​​‌‍‌‌​ ‌‌ ​‍‌‍‌‌‌‍​ ‌‍‍‌‌ ​​‌‍‌‌​‍‌‍‌ ​​‌‍​‌‌ ‌​‌‍‍​​ ‌‌ ​​‌‍​‌‌‍‌ ‌‍‌‌‌‌​ ‌‍‌‌‌‍​ ‌ ‌​‌‍‍‌‌‍ ‌‍ ‍‌ ​ ​‍‌‌​ ‌‌‌​​‍‌‌ ‌‍‍ ‌‍‌‌‌ ‍‌​‍‌‌​ ​ ‌​‌​​‍‌‌​ ​ ‌​‌​​‍‌‌​ ​‍​ ​‍​ ​ ​ ​ ‌‍‌​‌‍‌​​ ​ ‌‍​‍‌‍‌​​ ​‍​ ‍‌‌‍‌‍‌‍‌‍​ ‌‌​‍‌‌​ ​‍​ ​‍​‍‌‌​ ‌‌‌​‌​​‍ ‍‌‍‍‌‌‍ ‍‌ ​ ‌ ‌​‌ ​‍‌ ‌‌‌‍​ ‌ ‌​‌‍‍‌‌‍ ‌‍ ‍‌ ​ ​‍ ‍‌‍‍‌‌‍ ‍‌ ​ ‌ ‌​‌ ​‍‌ ‌‌‌‍​ ‌ ‌​‌‍‍‌‌‍ ‌‍ ‍‌ ​ ​‍‌‌​ ‌‌‌​​‍​ ‌‌​‍‌‌​ ‌‌‌​‌​​‍‌‍‌ ​​‌‍‌‌‌ ​‍‌ ​ ‌ ​​‌‍‌‌‌‍​ ‌ ‌​‌‍‍‌‌ ‌‍‌‍‌‌​ ‌‌ ​​‌ ‌‌‌‍​‍‌‍ ​‌‍‍‌‌ ​ ‌‍‍​‌‍‌‌‌‍‌​​‍​‍‌ ‌
We are MLD
Our Story
Our Team
Our Showrooms
Salt Lake City, UT
Provo, UT
Boise, ID
Ketchum, ID
Jackson Hole, WY
Cedar City, UT
Offerings
Appliances
Plumbing
Hardware
Commercial Projects
Shop Outlet Center
Chef's Corner
Our In-House Chefs
Live Demo Schedule
Recipes
MLD Blog
More Info
Contact Us